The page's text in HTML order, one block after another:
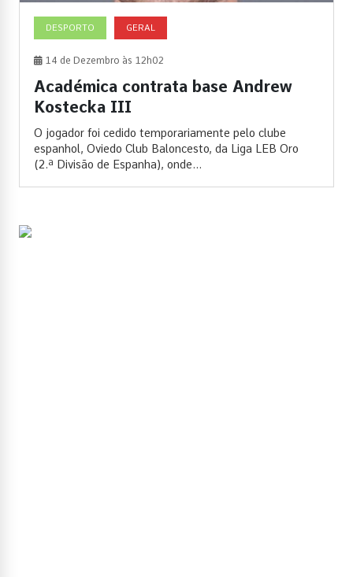
DESPORTO GERAL
14 de Dezembro às 12h02
Académica contrata base Andrew
Kostecka III
O jogador foi cedido temporariamente pelo clube
espanhol, Oviedo Club Baloncesto, da Liga LEB Oro
(2.ª Divisão de Espanha), onde...